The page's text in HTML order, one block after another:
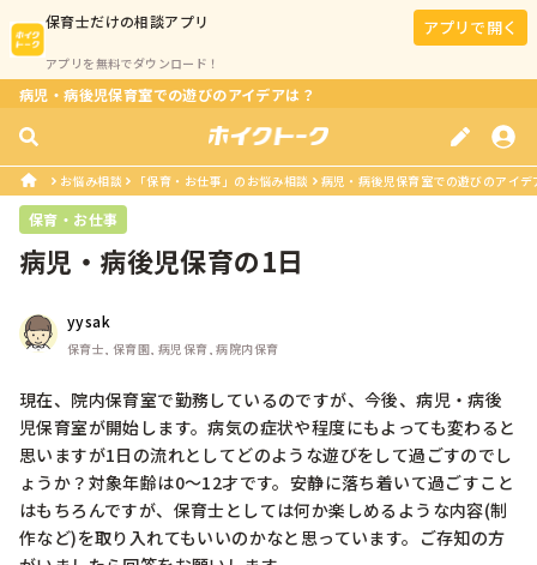
保育士だけの相談アプリ
アプリを無料でダウンロード！
アプリで開く
病児・病後児保育室での遊びのアイデアは？
お悩み相談 「保育・お仕事」のお悩み相談 病児・病後児保育室での遊びのアイデ
保育・お仕事
病児・病後児保育の1日
yysak
保育士, 保育園, 病児保育, 病院内保育
現在、院内保育室で勤務しているのですが、今後、病児・病後
児保育室が開始します。病気の症状や程度にもよっても変わると
思いますが1日の流れとしてどのような遊びをして過ごすのでし
ょうか？対象年齢は0〜12才です。安静に落ち着いて過ごすこと
はもちろんですが、保育士としては何か楽しめるような内容(制
作など)を取り入れてもいいのかなと思っています。ご存知の方